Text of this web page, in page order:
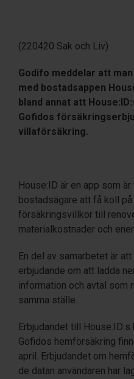
(220420 Sak och Liv)
Godifo meddelar att
med bostadsappen
bland annat att
Gofidos
villaförsäkring.
House:ID är en app som
bostadsägare att få koll
försäkringsvillkor till
materialkostnader och
En del av samarbetet är
erbjudande om att ladda
information och avtal som
samma ställe.
Erbjudandet till
Gofidos hemförsäkring
april. Erbjudandet om
de datan användaren har